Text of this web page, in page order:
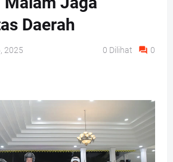
Daerah
2025 0 Dilihat 0